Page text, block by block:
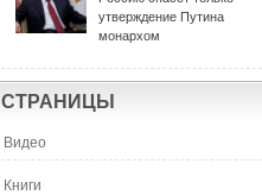
утверждение Путина
монархом
СТРАНИЦЫ
Видео
Книги